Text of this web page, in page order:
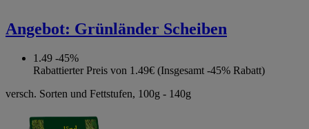
Angebot: Grünländer Scheiben
1.49 -45%
Rabattierter Preis von 1.49€ (Insgesamt -45% Rabatt)
versch. Sorten und Fettstufen, 100g - 140g